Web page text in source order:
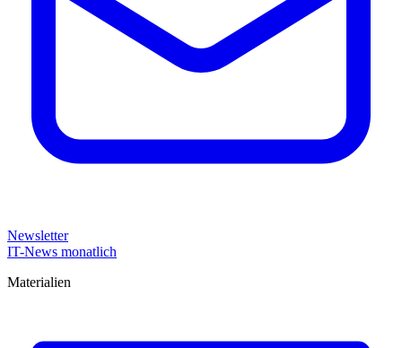
Newsletter
IT-News monatlich
Materialien